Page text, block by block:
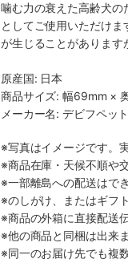
噛む力の衰えた高齢犬の
としてご使用いただけ
が生じることがあります
原産国: 日本
商品サイズ: 幅69mm ×
メーカー名: デビフペッ
※写真はイメージです。
※商品在庫・天候不順や
※一部離島への配送はでき
※のしがけ、またはギフ
※商品の外箱に直接配送
※他の商品と同梱は出来
※同一のお届け先でも複